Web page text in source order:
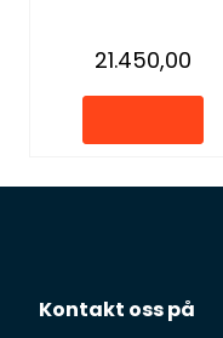
21.450,00
Kontakt oss på